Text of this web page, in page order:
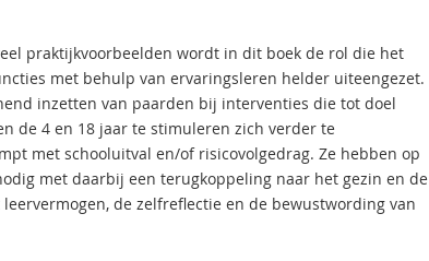
praktijkvoorbeelden wordt in dit boek de rol die het
met behulp van ervaringsleren helder uiteengezet.
inzetten van paarden bij interventies die tot doel
de 4 en 18 jaar te stimuleren zich verder te
met schooluitval en/of risicovolgedrag. Ze hebben op
met daarbij een terugkoppeling naar het gezin en de
de zelfreflectie en de bewustwording van